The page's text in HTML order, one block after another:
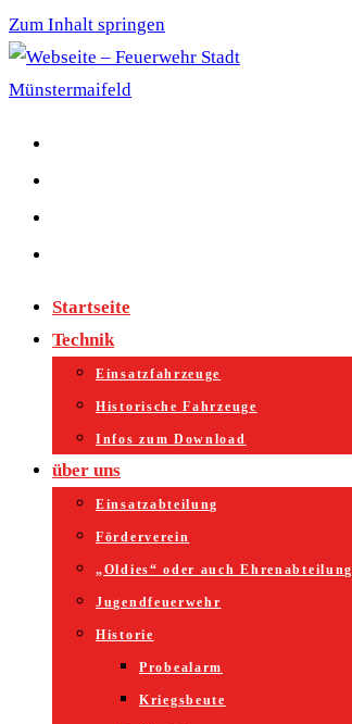
Zum Inhalt springen
Startseite
Technik
Einsatzfahrzeuge
Historische Fahrzeuge
Infos zum Download
über uns
Einsatzabteilung
Förderverein
„Oldies“ oder auch Ehrenabteilung
Jugendfeuerwehr
Historie
Probealarm
Kriegsbeute